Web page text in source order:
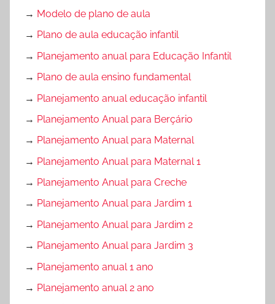
→ Modelo de plano de aula
→ Plano de aula educação infantil
→ Planejamento anual para Educação Infantil
→ Plano de aula ensino fundamental
→ Planejamento anual educação infantil
→ Planejamento Anual para Berçário
→ Planejamento Anual para Maternal
→ Planejamento Anual para Maternal 1
→ Planejamento Anual para Creche
→ Planejamento Anual para Jardim 1
→ Planejamento Anual para Jardim 2
→ Planejamento Anual para Jardim 3
→ Planejamento anual 1 ano
→ Planejamento anual 2 ano